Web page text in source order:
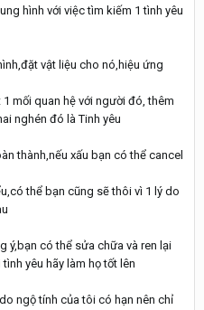
hình với việc tìm kiếm 1 tình yêu
vật liệu cho nó,hiệu ứng
mối quan hệ với người đó, thêm
nghén đó là Tinh yêu
thành,nếu xấu bạn có thể cancel
thể bạn cũng sẽ thôi vì 1 lý do
ý,bạn có thể sửa chữa và ren lại
yêu hãy làm họ tốt lên
ngộ tính của tôi có hạn nên chỉ